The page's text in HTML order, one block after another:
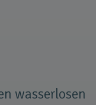
wasserlosen